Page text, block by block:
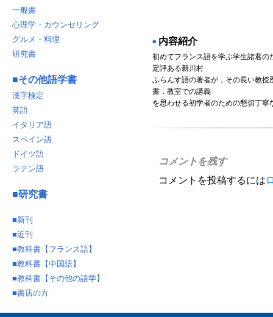
◉ 内容紹介
初めてフランス語を学ぶ学生諸君の
定評ある新川村
ふらんす語の著者が，その長い教
書．教室での講義
を思わせる初学者のための懇切丁寧
コメントを残す
コメントを投稿するには
一般書
心理学・カウンセリング
グルメ・料理
研究書
■その他語学書
漢字検定
英語
イタリア語
スペイン語
ドイツ語
ラテン語
■研究書
■新刊
■近刊
■教科書【フランス語】
■教科書【中国語】
■教科書【その他の語学】
■書店の方